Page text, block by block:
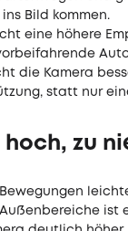
Bild kommen.
eine höhere
die Kamera
statt nur
zu
ist